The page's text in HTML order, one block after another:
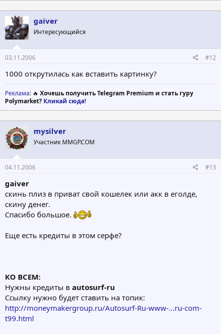
gaiver
Интересующийся
03.11.2006 #12
1000 открутилась как вставить картинку?
Реклама: 🔥 Хочешь получить Telegram Premium и стать гуру
Polymarket? Кликай сюда!
mysilver
Участник MMGP.COM
04.11.2006 #13
gaiver
скинь плиз в приват свой кошелек или акк в еголде,
скину денег.
Спасибо большое.
Еще есть кредиты в этом серфе?
КО ВСЕМ:
Нужны кредиты в autosurf-ru
Ссылку нужно будет ставить на топик:
http://moneymakergroup.ru/Autosurf-Ru-www-...ru-com-
t99.html